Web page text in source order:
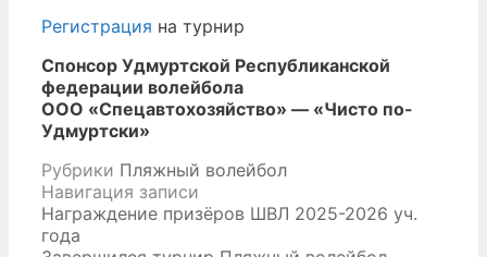
Регистрация на турнир
Спонсор Удмуртской Республиканской
федерации волейбола
ООО «Спецавтохозяйство» — «Чисто по-
Удмуртски»
Рубрики Пляжный волейбол
Навигация записи
Награждение призёров ШВЛ 2025-2026 уч.
года